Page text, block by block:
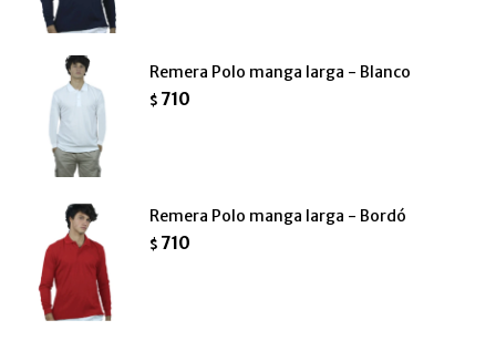
Remera Polo manga larga - Blanco
$ 710
Remera Polo manga larga - Bordó
$ 710